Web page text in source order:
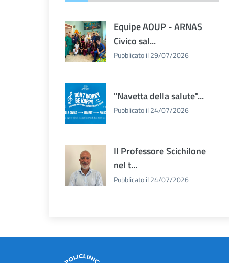
Equipe AOUP - ARNAS
Civico sal...
Pubblicato il 29/07/2026
"Navetta della salute"...
Pubblicato il 24/07/2026
Il Professore Scichilone
nel t...
Pubblicato il 24/07/2026